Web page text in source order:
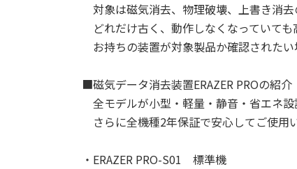
対象は磁気消去、物理破壊、上書き消
どれだけ古く、動作しなくなっていても
お持ちの装置が対象製品か確認された
■磁気データ消去装置ERAZER PROの紹介
全モデルが小型・軽量・静音・省エネ設
さらに全機種2年保証で安心してご使用
・ERAZER PRO-S01 標準機